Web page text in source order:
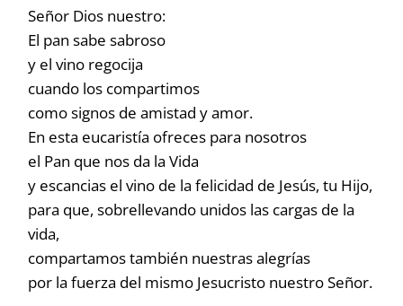
Señor Dios nuestro:
El pan sabe sabroso
y el vino regocija
cuando los compartimos
como signos de amistad y amor.
En esta eucaristía ofreces para nosotros
el Pan que nos da la Vida
y escancias el vino de la felicidad de Jesús, tu Hijo,
para que, sobrellevando unidos las cargas de la
vida,
compartamos también nuestras alegrías
por la fuerza del mismo Jesucristo nuestro Señor.